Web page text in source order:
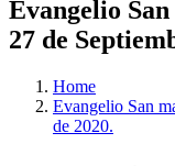
Evangelio
27 de
Home
Evangelio San
de 2020.